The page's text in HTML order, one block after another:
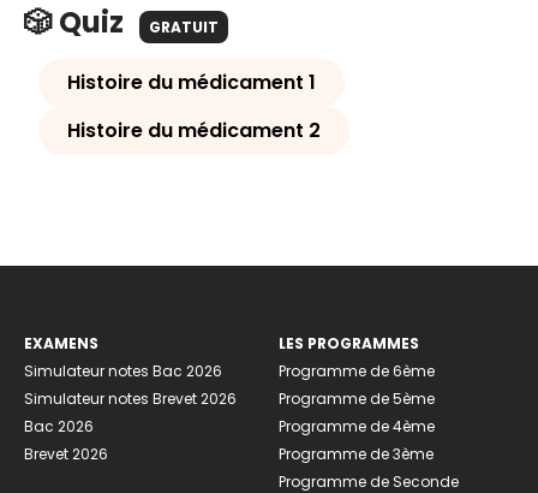
🎲 Quiz GRATUIT
Histoire du médicament 1
Histoire du médicament 2
EXAMENS
Simulateur notes Bac 2026
Simulateur notes Brevet 2026
Bac 2026
Brevet 2026
LES PROGRAMMES
Programme de 6ème
Programme de 5ème
Programme de 4ème
Programme de 3ème
Programme de Seconde